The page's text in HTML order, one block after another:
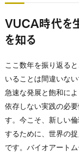
VUCA時代を
を知る
ここ数年を振り返る
いることは間違いな
急速な発展と飽和に
依存しない実践の必
す。今こそ、新しい
するために、世界の
です。バイオアート